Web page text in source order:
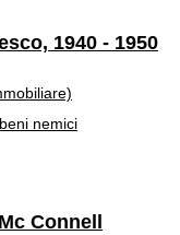
1940 - 1950
nemici
Connell